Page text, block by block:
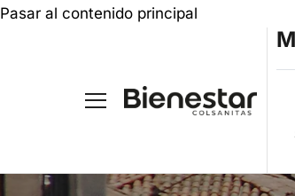
Pasar al contenido principal